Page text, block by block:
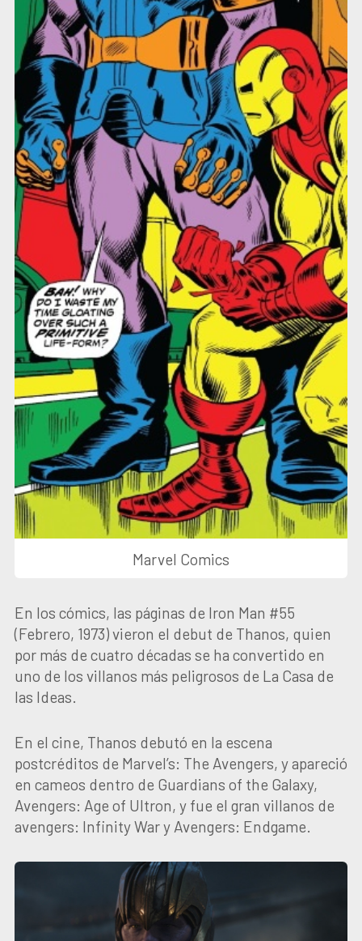
Marvel Comics
En los cómics, las páginas de Iron Man #55
(Febrero, 1973) vieron el debut de Thanos, quien
por más de cuatro décadas se ha convertido en
uno de los villanos más peligrosos de La Casa de
las Ideas.
En el cine, Thanos debutó en la escena
postcréditos de Marvel’s: The Avengers, y apareció
en cameos dentro de Guardians of the Galaxy,
Avengers: Age of Ultron, y fue el gran villanos de
avengers: Infinity War y Avengers: Endgame.